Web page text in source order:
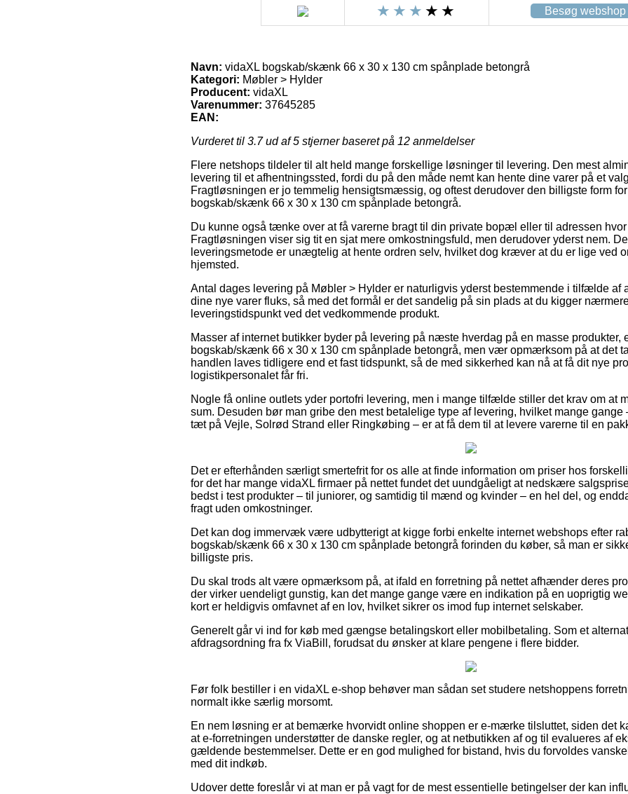
Besøg webshop
Navn: vidaXL bogskab/skænk 66 x 30 x 130 cm spånplade betongrå
Kategori: Møbler > Hylder
Producent: vidaXL
Varenummer: 37645285
EAN:
Vurderet til 3.7ud af 5 stjerner baseret på 12 anmeldelser
Flere netshops tildeler til alt held mange forskellige løsninger til levering. Den mest
levering til et afhentningssted, fordi du på den måde nemt kan hente dine varer på et
Fragtløsningen er jo temmelig hensigtsmæssig, og oftest derudover den billigste form
bogskab/skænk 66 x 30 x 130 cm spånplade betongrå.
Du kunne også tænke over at få varerne bragt til din private bopæl eller til adressen hvor
Fragtløsningen viser sig tit en sjat mere omkostningsfuld, men derudover yderst nem.
leveringsmetode er unægtelig at hente ordren selv, hvilket dog kræver at du er lige ved
hjemsted.
Antal dages levering på Møbler > Hylder er naturligvis yderst bestemmende i tilfælde af
dine nye varer fluks, så med det formål er det sandelig på sin plads at du kigger
leveringstidspunkt ved det vedkommende produkt.
Masser af internet butikker byder på levering på næste hverdag på en masse produkter,
bogskab/skænk 66 x 30 x 130 cm spånplade betongrå, men vær opmærksom på at det
handlen laves tidligere end et fast tidspunkt, så de med sikkerhed kan nå at få dit nye
logistikpersonalet får fri.
Nogle få online outlets yder portofri levering, men i mange tilfælde stiller det krav om at
sum. Desuden bør man gribe den mest betalelige type af levering, hvilket mange gange
tæt på Vejle, Solrød Strand eller Ringkøbing – er at få dem til at levere varerne til en
Det er efterhånden særligt smertefrit for os alle at finde information om priser hos
for det har mange vidaXL firmaer på nettet fundet det uundgåeligt at nedskære
bedst i test produkter – til juniorer, og samtidig til mænd og kvinder – en hel del, og
fragt uden omkostninger.
Det kan dog immervæk være udbytterigt at kigge forbi enkelte internet webshops efter
bogskab/skænk 66 x 30 x 130 cm spånplade betongrå forinden du køber, så man er
billigste pris.
Du skal trods alt være opmærksom på, at ifald en forretning på nettet afhænder deres
der virker uendeligt gunstig, kan det mange gange være en indikation på en uoprigtig
kort er heldigvis omfavnet af en lov, hvilket sikrer os imod fup internet selskaber.
Generelt går vi ind for køb med gængse betalingskort eller mobilbetaling. Som et
afdragsordning fra fx ViaBill, forudsat du ønsker at klare pengene i flere bidder.
Før folk bestiller i en vidaXL e-shop behøver man sådan set studere netshoppens
normalt ikke særlig morsomt.
En nem løsning er at bemærke hvorvidt online shoppen er e-mærke tilsluttet, siden det
at e-forretningen understøtter de danske regler, og at netbutikken af og til evalueres af
gældende bestemmelser. Dette er en god mulighed for bistand, hvis du forvoldes
med dit indkøb.
Udover dette foreslår vi at man er på vagt for de mest essentielle betingelser der kan